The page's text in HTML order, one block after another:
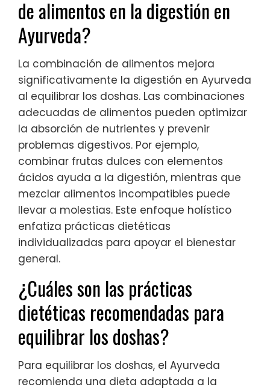
de alimentos en la digestión en
Ayurveda?
La combinación de alimentos mejora
significativamente la digestión en Ayurveda
al equilibrar los doshas. Las combinaciones
adecuadas de alimentos pueden optimizar
la absorción de nutrientes y prevenir
problemas digestivos. Por ejemplo,
combinar frutas dulces con elementos
ácidos ayuda a la digestión, mientras que
mezclar alimentos incompatibles puede
llevar a molestias. Este enfoque holístico
enfatiza prácticas dietéticas
individualizadas para apoyar el bienestar
general.
¿Cuáles son las prácticas
dietéticas recomendadas para
equilibrar los doshas?
Para equilibrar los doshas, el Ayurveda
recomienda una dieta adaptada a la